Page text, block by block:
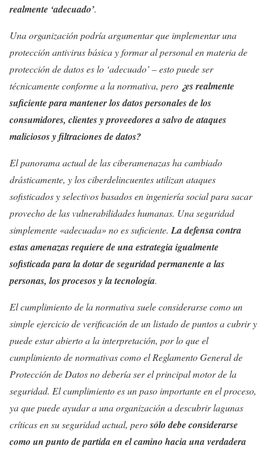
realmente ‘adecuado’.
Una organización podría argumentar que implementar una
protección antivirus básica y formar al personal en materia de
protección de datos es lo ‘adecuado’ – esto puede ser
técnicamente conforme a la normativa, pero ¿es realmente
suficiente para mantener los datos personales de los
consumidores, clientes y proveedores a salvo de ataques
maliciosos y filtraciones de datos?
El panorama actual de las ciberamenazas ha cambiado
drásticamente, y los ciberdelincuentes utilizan ataques
sofisticados y selectivos basados en ingeniería social para sacar
provecho de las vulnerabilidades humanas. Una seguridad
simplemente «adecuada» no es suficiente. La defensa contra
estas amenazas requiere de una estrategia igualmente
sofisticada para la dotar de seguridad permanente a las
personas, los procesos y la tecnología.
El cumplimiento de la normativa suele considerarse como un
simple ejercicio de verificación de un listado de puntos a cubrir y
puede estar abierto a la interpretación, por lo que el
cumplimiento de normativas como el Reglamento General de
Protección de Datos no debería ser el principal motor de la
seguridad. El cumplimiento es un paso importante en el proceso,
ya que puede ayudar a una organización a descubrir lagunas
críticas en su seguridad actual, perosólo debe considerarse
como un punto de partida en el camino hacia una verdadera